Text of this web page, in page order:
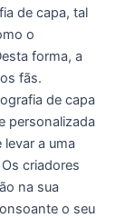
de capa, tal
o
forma, a
fãs.
de capa
personalizada
a uma
criadores
na sua
o seu